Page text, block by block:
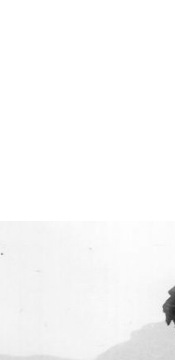
Zorki